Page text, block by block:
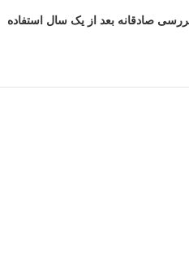
صادقانه بعد از یک سال استفاده